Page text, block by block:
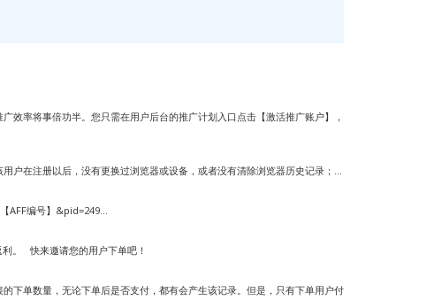
效率将事倍功半。您只需在用户后台的推广计划入口点击【激活推广账户】，
在注册以后，没有更换过浏览器或设备，或者没有清除浏览器历史记录；...
AFF编号】&pid=249...
。 快来邀请您的用户下单吧！
下单数量，无论下单后是否支付，都有会产生该记录。但是，只有下单用户付